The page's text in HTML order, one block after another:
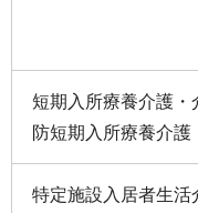
短期入所療養介護・
防短期入所療養介護
特定施設入居者生活